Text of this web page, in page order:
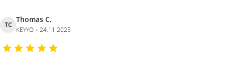
TC
Thomas C.
KEYYO 24.11.2025